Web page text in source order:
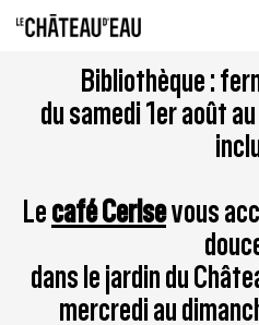
Aller
contenu
Aller
à
la
navigation
à
la
Bibliothèque :
du samedi 1er août
Lecafé Cerisevous
dans le jardin du
mercredi au